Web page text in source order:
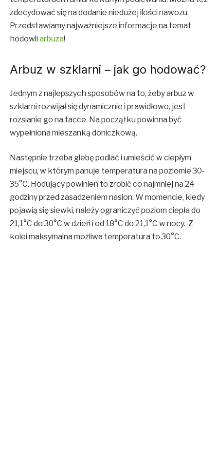
zdecydować się na dodanie niedużej ilości nawozu.
Przedstawiamy najważniejsze informacje na temat
hodowli arbuza!
Arbuz w szklarni – jak go hodować?
Jednym z najlepszych sposobów na to, żeby arbuz w
szklarni rozwijał się dynamicznie i prawidłowo, jest
rozsianie go na tacce. Na początku powinna być
wypełniona mieszanką doniczkową.
Następnie trzeba glebę podlać i umieścić w ciepłym
miejscu, w którym panuje temperatura na poziomie 30-
35°C. Hodujący powinien to zrobić co najmniej na 24
godziny przed zasadzeniem nasion. W momencie, kiedy
pojawią się siewki, należy ograniczyć poziom ciepła do
21,1°C do 30°C w dzień i od 18°C do 21,1°C w nocy. Z
kolei maksymalna możliwa temperatura to 30°C.